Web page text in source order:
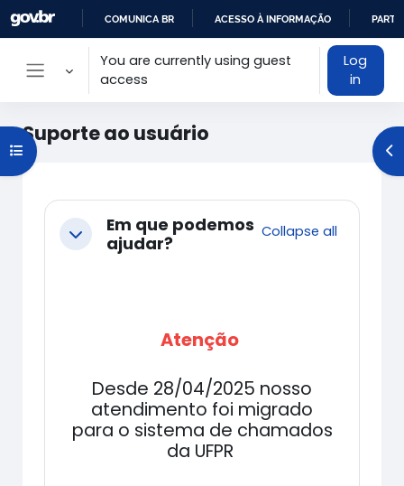
Skip to main content
PARA
COMUNICA BR ACESSO À INFORMAÇÃO
Side panel
You are currently using guest
access
Log
in
Suporte ao usuário
Main content blocks
Open course index
Section outline
Collapse
Em que podemos
ajudar?
Collapse all
Atenção
Desde 28/04/2025 nosso
atendimento foi migrado
para o sistema de chamados
da UFPR